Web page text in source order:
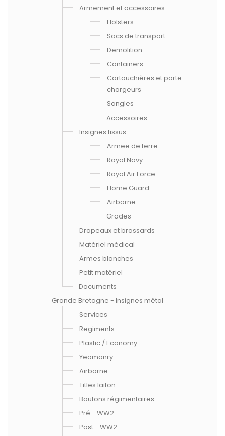
Armement et accessoires
Holsters
Sacs de transport
Demolition
Containers
Cartouchières et porte-
chargeurs
Sangles
Accessoires
Insignes tissus
Armee de terre
Royal Navy
Royal Air Force
Home Guard
Airborne
Grades
Drapeaux et brassards
Matériel médical
Armes blanches
Petit matériel
Documents
Grande Bretagne - Insignes métal
Services
Regiments
Plastic / Economy
Yeomanry
Airborne
Titles laiton
Boutons régimentaires
Pré - WW2
Post - WW2